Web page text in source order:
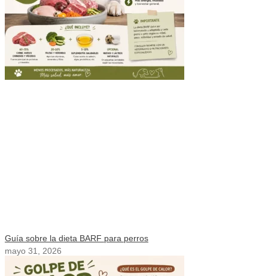
Guía sobre la dieta BARF para perros
mayo 31, 2026